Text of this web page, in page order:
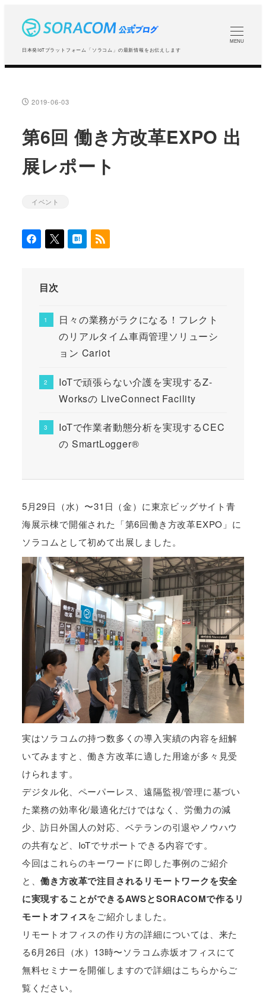
コ
日本発IoTプラットフォーム「ソラコム」の最新情報をお伝えします
MENU
投稿日
2019-06-03
第6回 働き方改革EXPO 出
展レポート
カテゴリー
イベント
目次
日々の業務がラクになる！フレクト
のリアルタイム車両管理ソリューシ
ョン Cariot
IoTで頑張らない介護を実現するZ-
Worksの LiveConnect Facility
IoTで作業者動態分析を実現するCEC
の SmartLogger®️
5月29日（水）〜31日（金）に東京ビッグサイト青
海展示棟で開催された「第6回働き方改革EXPO」に
ソラコムとして初めて出展しました。
実はソラコムの持つ数多くの導入実績の内容を紐解
いてみますと、働き方改革に適した用途が多々見受
けられます。
デジタル化、ペーパーレス、遠隔監視/管理に基づい
た業務の効率化/最適化だけではなく、労働力の減
少、訪日外国人の対応、ベテランの引退やノウハウ
の共有など、IoTでサポートできる内容です。
今回はこれらのキーワードに即した事例のご紹介
と、働き方改革で注目されるリモートワークを安全
に実現することができるAWSとSORACOMで作るリ
モートオフィスをご紹介しました。
リモートオフィスの作り方の詳細については、来た
る6月26日（水）13時〜ソラコム赤坂オフィスにて
無料セミナーを開催しますので詳細はこちらからご
覧ください。